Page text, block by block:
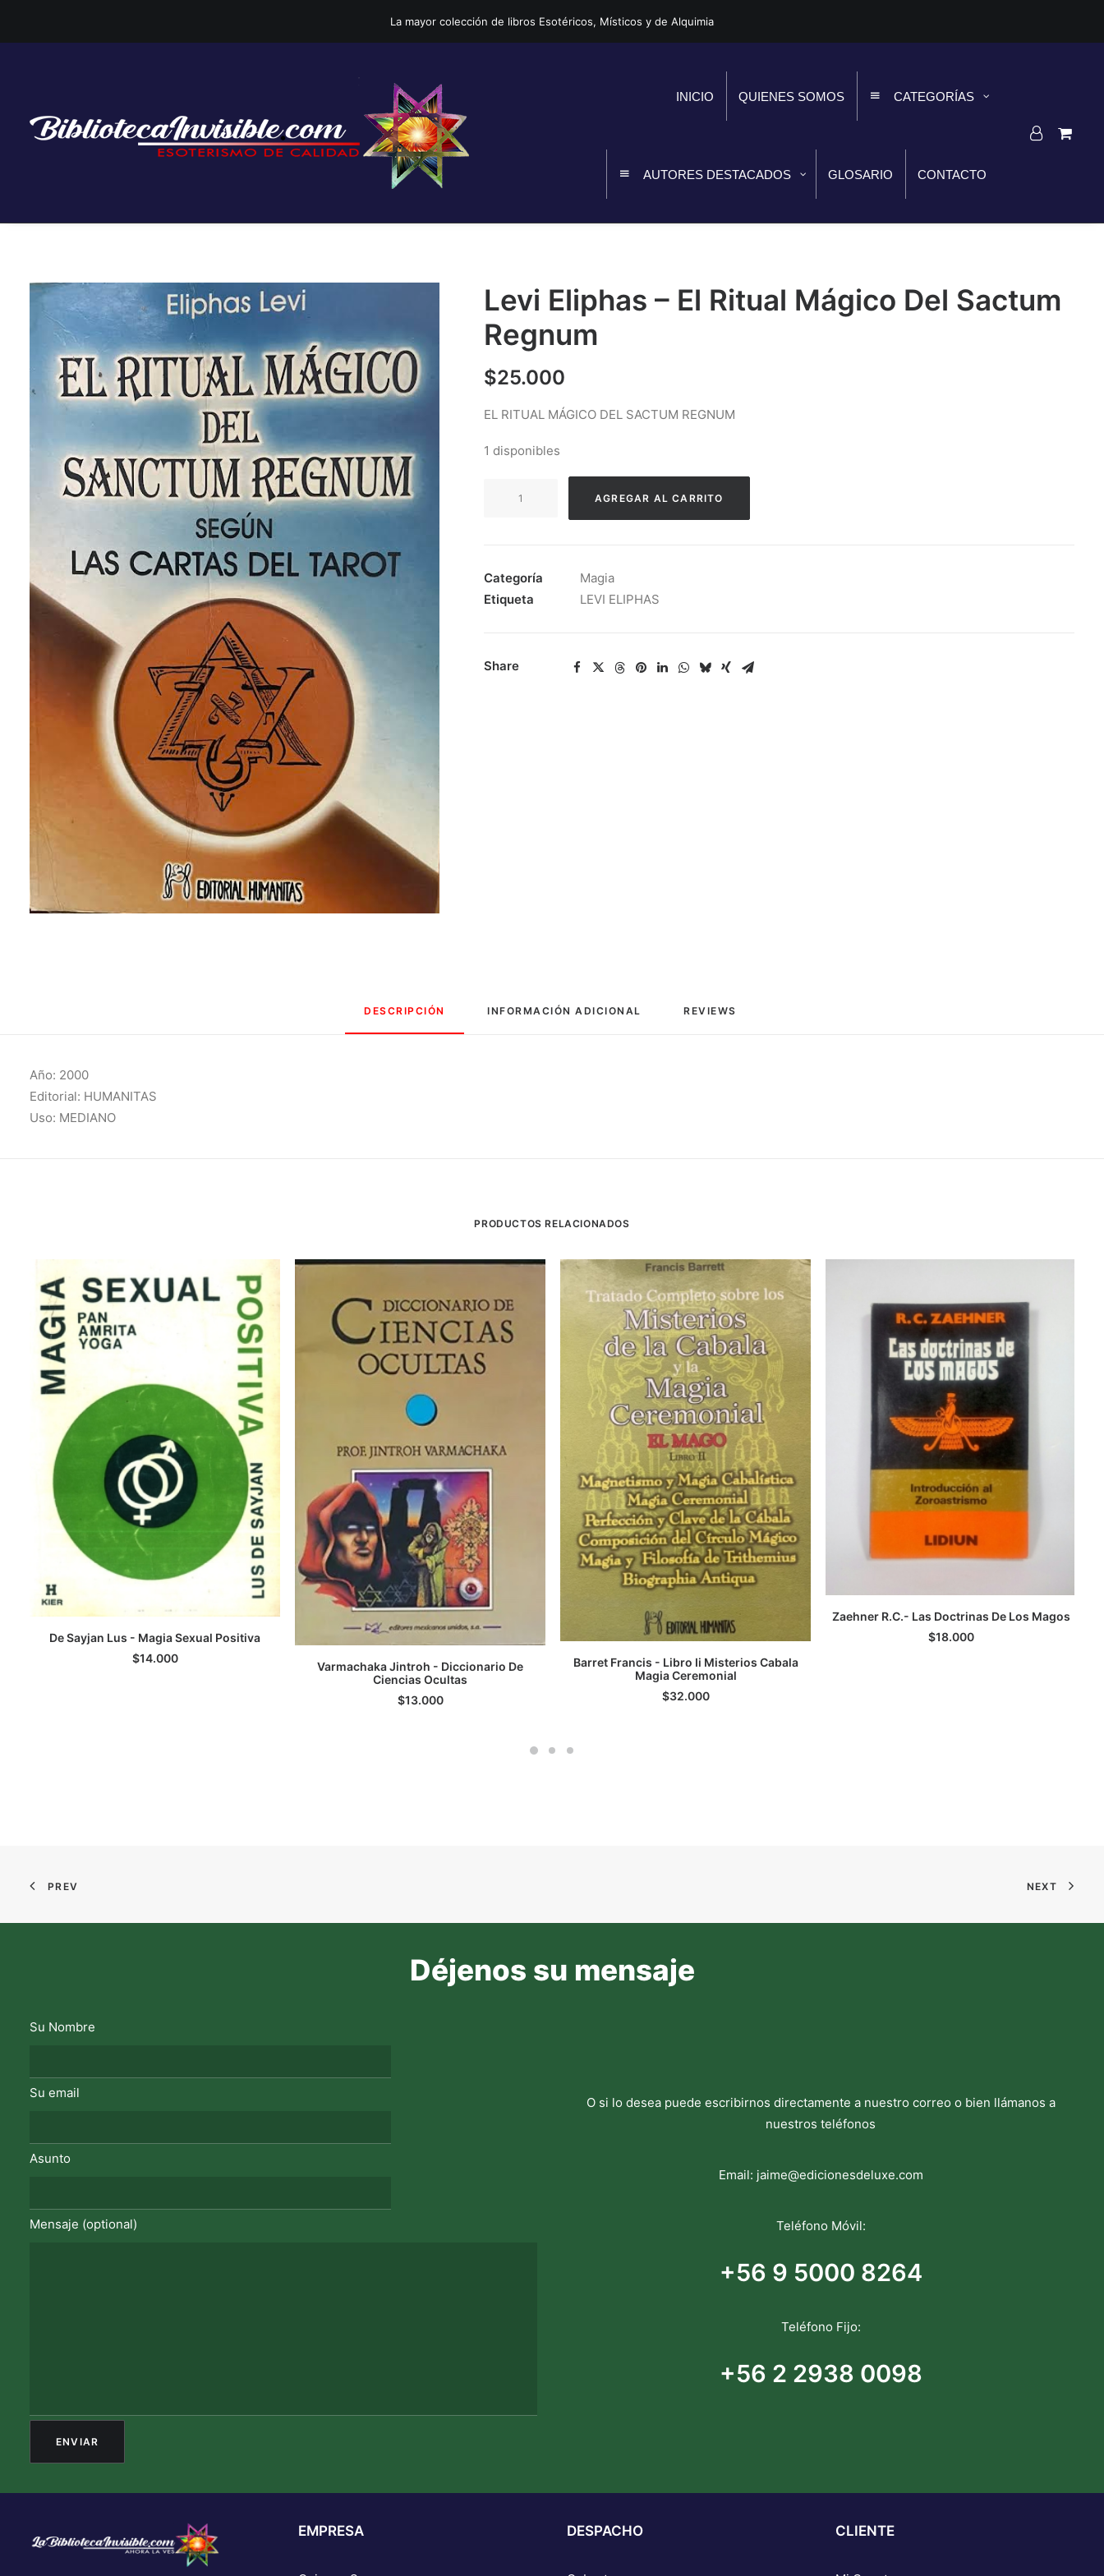
La mayor colección de libros Esotéricos, Místicos y de Alquimia
INICIO QUIENES SOMOS CATEGORÍAS
AUTORES DESTACADOS GLOSARIO CONTACTO
Levi Eliphas – El Ritual Mágico Del Sactum
Regnum
$25.000
EL RITUAL MÁGICO DEL SACTUM REGNUM
1 disponibles
Ritual
Mágico
Regnum
AGREGAR AL CARRITO
Categoría
Magia
Etiqueta
LEVI ELIPHAS
Share
DESCRIPCIÓN INFORMACIÓN ADICIONAL REVIEWS
Año: 2000
Editorial: HUMANITAS
Uso: MEDIANO
PRODUCTOS RELACIONADOS
AGREGAR AL CARRITO
De Sayjan Lus - Magia Sexual Positiva
$14.000
LEER MÁS
Varmachaka Jintroh - Diccionario De
Ciencias Ocultas
$13.000
AGREGAR AL CARRITO
Barret Francis - Libro Ii Misterios Cabala
Magia Ceremonial
$32.000
LEER MÁS
Zaehner R.C.- Las Doctrinas De Los Magos
$18.000
PREV NEXT
Déjenos su mensaje
Su Nombre
Su email
Asunto
Mensaje (optional)
O si lo desea puede escribirnos directamente a nuestro correo o bien llámanos a
nuestros teléfonos
Email: jaime@edicionesdeluxe.com
Teléfono Móvil:
+56 9 5000 8264
Teléfono Fijo:
+56 2 2938 0098
EMPRESA DESPACHO CLIENTE